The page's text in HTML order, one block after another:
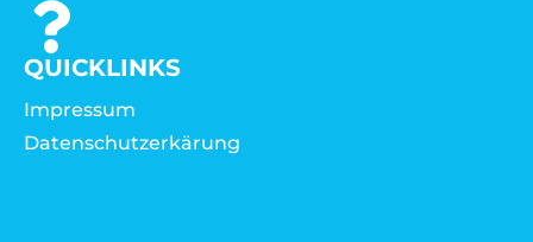
QUICKLINKS
Impressum
Datenschutzerkärung